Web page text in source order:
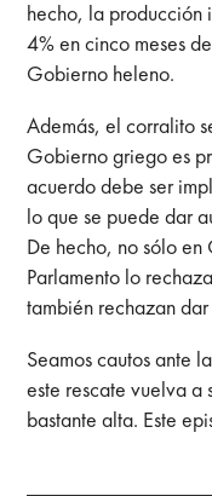
hecho, la producción
4% en cinco meses
Gobierno heleno.
Además, el corralito
Gobierno griego es
acuerdo debe ser
lo que se puede dar
De hecho, no sólo en
Parlamento lo
también rechazan
Seamos cautos ante
este rescate vuelva
bastante alta. Este